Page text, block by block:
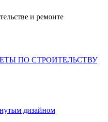
и ремонте
ПО СТРОИТЕЛЬСТВУ
дизайном